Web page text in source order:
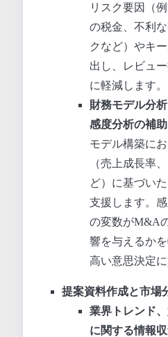
リスク要因（
の税金、不利
クなど）やキ
出し、レビュ
に軽減します。
財務モデル分
感度分析の補助
モデル構築に
（売上成長率
ど）に基づい
支援します。
の変数がM&A
響を与えるか
高い意思決定に
提案資料作成と市場
業界トレンド
に関する情報